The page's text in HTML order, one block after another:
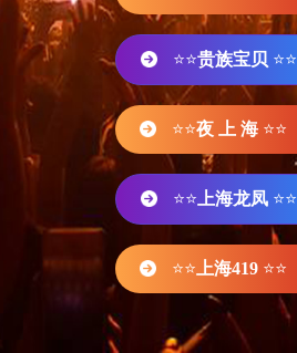
⭐⭐贵族宝贝 ⭐⭐
⭐⭐夜 上 海 ⭐⭐
⭐⭐ 上海龙凤 ⭐⭐
⭐⭐ 上海419 ⭐⭐